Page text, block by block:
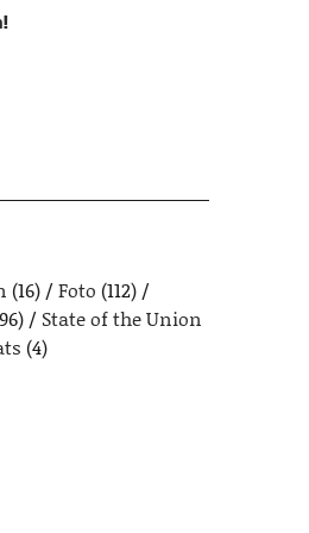
(16) Foto (112)
State of the Union
(4)